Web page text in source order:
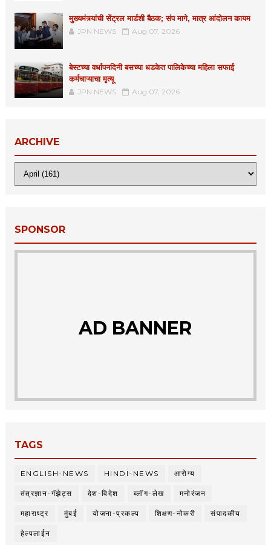
मुख्यमंत्र्यांची सेंट्रल मार्डशी बैठक; संप मागे, मात्र आंदोलन कायम
JPN NEWS Aug 07, 2026
बेस्टच्या वर्धापनदिनी बसच्या धडकेत पालिकेच्या महिला सफाई
कर्मचाऱ्याचा मृत्यू
JPN NEWS Aug 07, 2026
ARCHIVE
SPONSOR
AD BANNER
TAGS
ENGLISH-NEWS HINDI-NEWS आरोग्य
तंत्रज्ञान-गॅझेट्स देश-विदेश ब्लॉग-लेख मनोरंजन
महाराष्ट्र मुंबई योजना-प्रकल्प शिक्षण-नोकरी संपादकीय
हेल्पलाईन